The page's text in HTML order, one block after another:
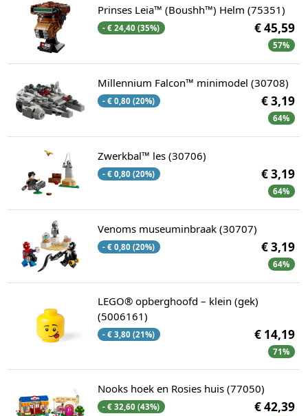
Prinses Leia™ (Boushh™) Helm (75351)
- € 24,40 (35%) € 45,59
57%
Millennium Falcon™ minimodel (30708)
- € 0,80 (20%) € 3,19
64%
Zwerkbal™ les (30706)
- € 0,80 (20%) € 3,19
64%
Venoms museuminbraak (30707)
- € 0,80 (20%) € 3,19
64%
LEGO® opberghoofd – klein (gek)
(5006161)
- € 3,80 (21%) € 14,19
71%
Nooks hoek en Rosies huis (77050)
- € 32,60 (43%) € 42,39